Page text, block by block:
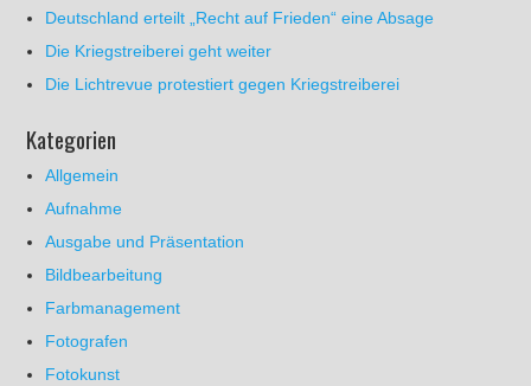
Deutschland erteilt „Recht auf Frieden“ eine Absage
Die Kriegstreiberei geht weiter
Die Lichtrevue protestiert gegen Kriegstreiberei
Kategorien
Allgemein
Aufnahme
Ausgabe und Präsentation
Bildbearbeitung
Farbmanagement
Fotografen
Fotokunst